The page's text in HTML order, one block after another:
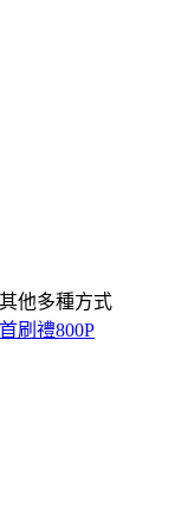
他多種方式
刷禮800P